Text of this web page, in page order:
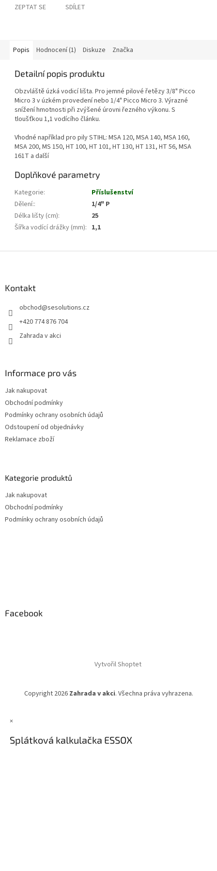
ZEPTAT SE SDÍLET
Popis Hodnocení (1) Diskuze Značka
Detailní popis produktu
Obzvláště úzká vodicí lišta. Pro jemné pilové řetězy 3/8" Picco
Micro 3 v úzkém provedení nebo 1/4" Picco Micro 3. Výrazné
snížení hmotnosti při zvýšené úrovni řezného výkonu. S
tloušťkou 1,1 vodícího článku.
Vhodné například pro pily STIHL: MSA 120, MSA 140, MSA 160,
MSA 200, MS 150, HT 100, HT 101, HT 130, HT 131, HT 56, MSA
161T a další
Doplňkové parametry
Kategorie:
Příslušenství
Dělení::
1/4" P
Délka lišty (cm):
25
Šířka vodící drážky (mm): 1,1
Kontakt
obchod@sesolutions.cz
+420 774 876 704
Zahrada v akci
Informace pro vás
Jak nakupovat
Obchodní podmínky
Podmínky ochrany osobních údajů
Odstoupení od objednávky
Reklamace zboží
Kategorie produktů
Jak nakupovat
Obchodní podmínky
Podmínky ochrany osobních údajů
Facebook
Vytvořil Shoptet
Copyright 2026 Zahrada v akci. Všechna práva vyhrazena.
×
Splátková kalkulačka ESSOX